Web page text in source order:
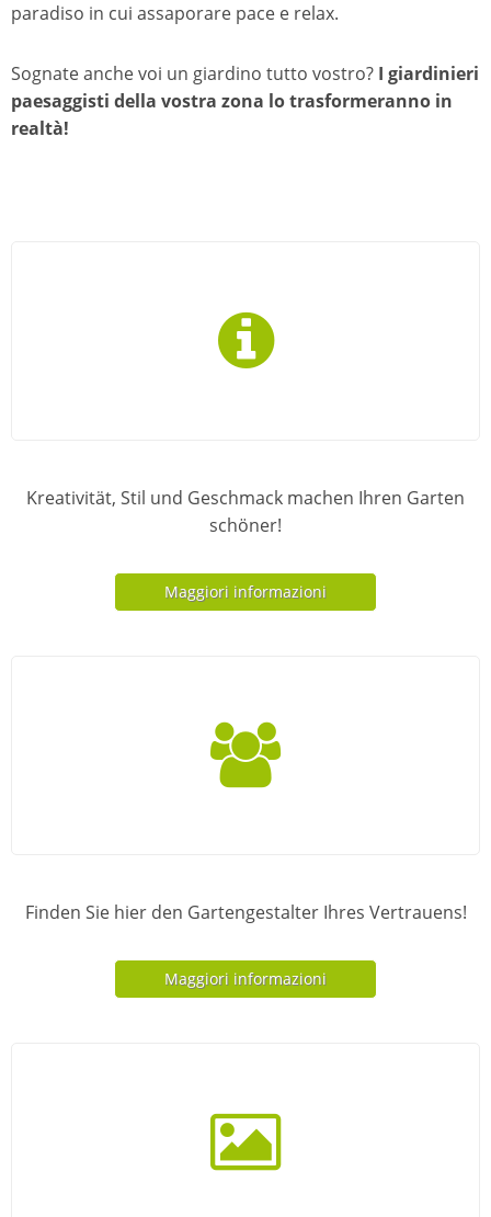
paradiso in cui assaporare pace e relax.
Sognate anche voi un giardino tutto vostro? I giardinieri
paesaggisti della vostra zona lo trasformeranno in
realtà!
Kreativität, Stil und Geschmack machen Ihren Garten
schöner!
Maggiori informazioni
Finden Sie hier den Gartengestalter Ihres Vertrauens!
Maggiori informazioni